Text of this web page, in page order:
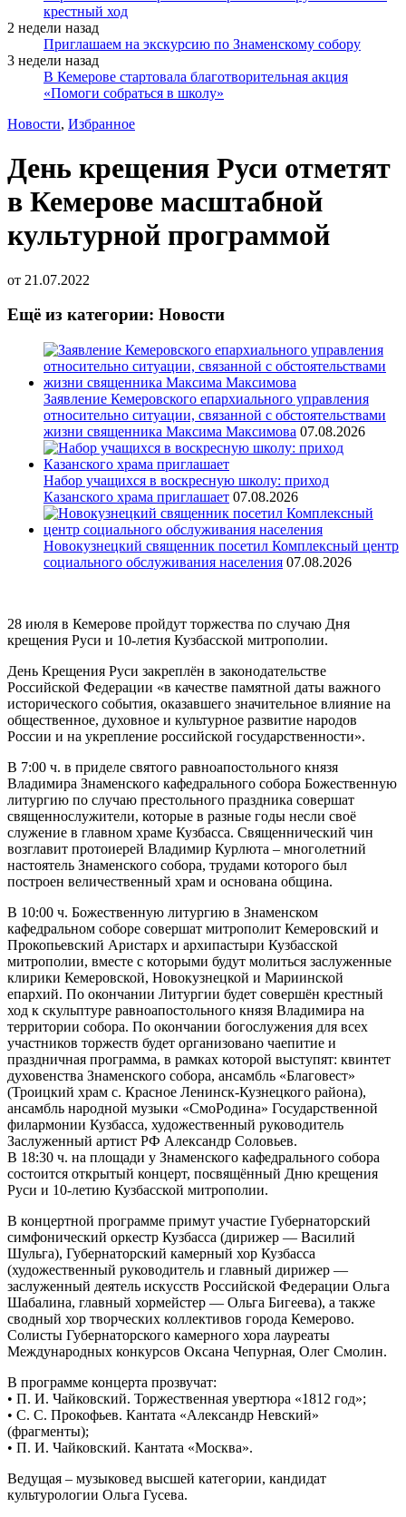
крестный ход
2 недели назад
Приглашаем на экскурсию по Знаменскому собору
3 недели назад
В Кемерове стартовала благотворительная акция
«Помоги собраться в школу»
Новости, Избранное
День крещения Руси отметят
в Кемерове масштабной
культурной программой
от 21.07.2022
Ещё из категории: Новости
Заявление Кемеровского епархиального управления
относительно ситуации, связанной с обстоятельствами
жизни священника Максима Максимова 07.08.2026
Набор учащихся в воскресную школу: приход
Казанского храма приглашает 07.08.2026
Новокузнецкий священник посетил Комплексный центр
социального обслуживания населения 07.08.2026
28 июля в Кемерове пройдут торжества по случаю Дня
крещения Руси и 10-летия Кузбасской митрополии.
День Крещения Руси закреплён в законодательстве
Российской Федерации «в качестве памятной даты важного
исторического события, оказавшего значительное влияние на
общественное, духовное и культурное развитие народов
России и на укрепление российской государственности».
В 7:00 ч. в приделе святого равноапостольного князя
Владимира Знаменского кафедрального собора Божественную
литургию по случаю престольного праздника совершат
священнослужители, которые в разные годы несли своё
служение в главном храме Кузбасса. Священнический чин
возглавит протоиерей Владимир Курлюта – многолетний
настоятель Знаменского собора, трудами которого был
построен величественный храм и основана община.
В 10:00 ч. Божественную литургию в Знаменском
кафедральном соборе совершат митрополит Кемеровский и
Прокопьевский Аристарх и архипастыри Кузбасской
митрополии, вместе с которыми будут молиться заслуженные
клирики Кемеровской, Новокузнецкой и Мариинской
епархий. По окончании Литургии будет совершён крестный
ход к скульптуре равноапостольного князя Владимира на
территории собора. По окончании богослужения для всех
участников торжеств будет организовано чаепитие и
праздничная программа, в рамках которой выступят: квинтет
духовенства Знаменского собора, ансамбль «Благовест»
(Троицкий храм с. Красное Ленинск-Кузнецкого района),
ансамбль народной музыки «СмоРодина» Государственной
филармонии Кузбасса, художественный руководитель
Заслуженный артист РФ Александр Соловьев.
В 18:30 ч. на площади у Знаменского кафедрального собора
состоится открытый концерт, посвящённый Дню крещения
Руси и 10-летию Кузбасской митрополии.
В концертной программе примут участие Губернаторский
симфонический оркестр Кузбасса (дирижер — Василий
Шульга), Губернаторский камерный хор Кузбасса
(художественный руководитель и главный дирижер —
заслуженный деятель искусств Российской Федерации Ольга
Шабалина, главный хормейстер — Ольга Бигеева), а также
сводный хор творческих коллективов города Кемерово.
Солисты Губернаторского камерного хора лауреаты
Международных конкурсов Оксана Чепурная, Олег Смолин.
В программе концерта прозвучат:
• П. И. Чайковский. Торжественная увертюра «1812 год»;
• С. С. Прокофьев. Кантата «Александр Невский»
(фрагменты);
• П. И. Чайковский. Кантата «Москва».
Ведущая – музыковед высшей категории, кандидат
культурологии Ольга Гусева.